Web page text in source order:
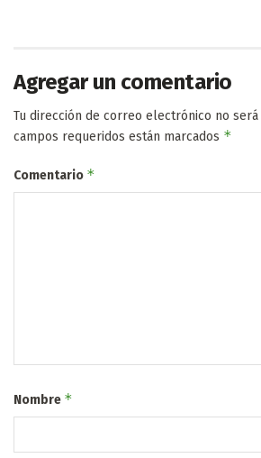
Agregar un comentario
Tu dirección de correo electrónico no
campos requeridos están marcados *
Comentario *
Nombre *